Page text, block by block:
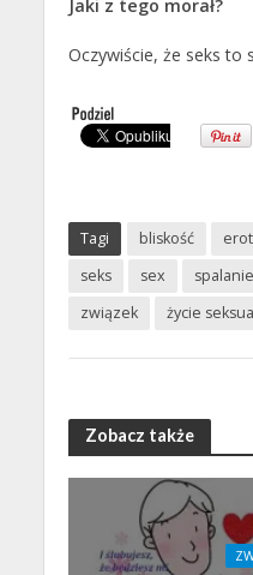
Jaki z tego morał?
Oczywiście, że seks to
Tagi bliskość
seks
sex
związek
życie
Zobacz także